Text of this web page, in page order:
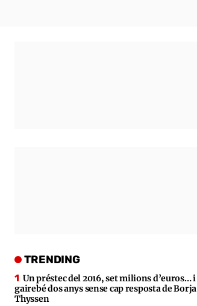
TRENDING
Un préstec del 2016, set milions d’euros… i
gairebé dos anys sense cap resposta de Borja
Thyssen